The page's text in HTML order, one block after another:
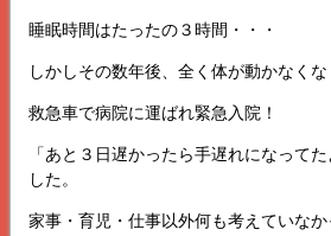
睡眠時間はたったの３時間・・・
しかしその数年後、全く体が動かなくな
救急車で病院に運ばれ緊急入院！
「あと３日遅かったら手遅れになって
した。
家事・育児・仕事以外何も考えていなか